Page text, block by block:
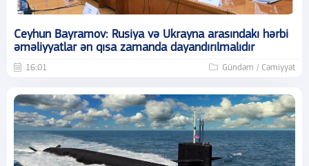
Ceyhun Bayramov: Rusiya və Ukrayna arasındakı hərbi
əməliyyatlar ən qısa zamanda dayandırılmalıdır
16:01 Gündəm / Cəmiyyət